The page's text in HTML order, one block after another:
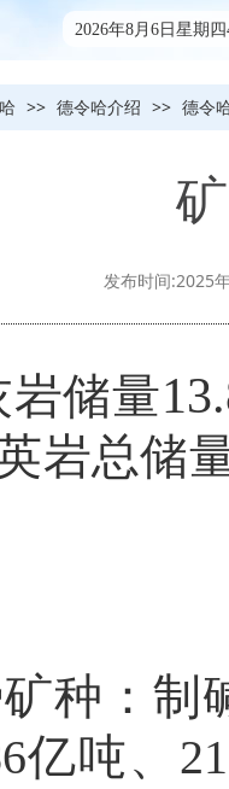
2026年8月6日星期四
>> 德令哈介绍 >> 德令
发布时间:2025
储量
岩总储
种：制
亿吨、